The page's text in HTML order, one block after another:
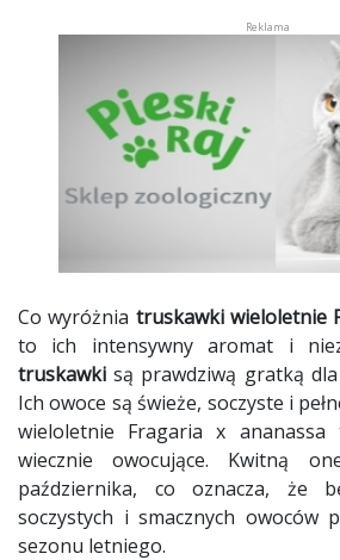
Co wyróżnia truskawki wieloletnie
to ich intensywny aromat i
truskawki są prawdziwą gratką
Ich owoce są świeże, soczyste i
wieloletnie Fragaria x
wiecznie owocujące. Kwitną
października, co oznacza, że
soczystych i smacznych owoców
sezonu letniego.